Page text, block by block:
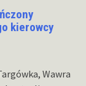
kierowcy
Wawra